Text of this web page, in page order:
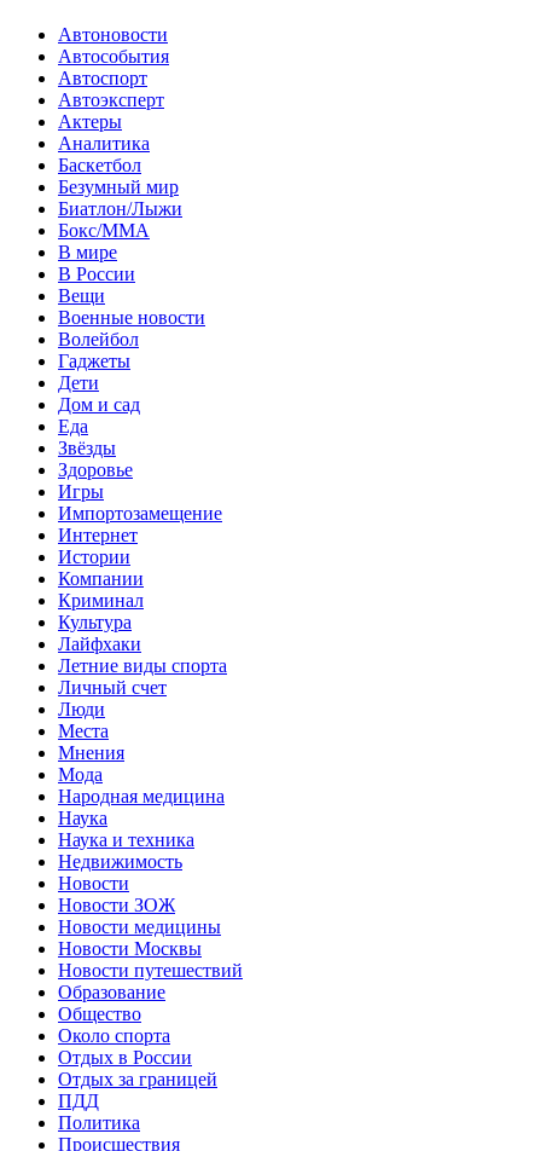
Автоновости
Автособытия
Автоспорт
Автоэксперт
Актеры
Аналитика
Баскетбол
Безумный мир
Биатлон/Лыжи
Бокс/MMA
В мире
В России
Вещи
Военные новости
Волейбол
Гаджеты
Дети
Дом и сад
Еда
Звёзды
Здоровье
Игры
Импортозамещение
Интернет
Истории
Компании
Криминал
Культура
Лайфхаки
Летние виды спорта
Личный счет
Люди
Места
Мнения
Мода
Народная медицина
Наука
Наука и техника
Недвижимость
Новости
Новости ЗОЖ
Новости медицины
Новости Москвы
Новости путешествий
Образование
Общество
Около спорта
Отдых в России
Отдых за границей
ПДД
Политика
Происшествия